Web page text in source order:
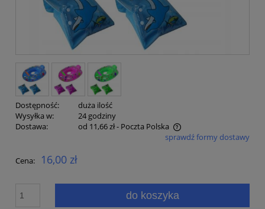
Dostępność:
duża ilość
Wysyłka w:
24 godziny
Dostawa:
od 11,66 zł- Poczta Polska
Cena nie zawiera ewentualnych kosztów płatnościsprawdź formy dostawy
Cena: 16,00 zł
do koszyka